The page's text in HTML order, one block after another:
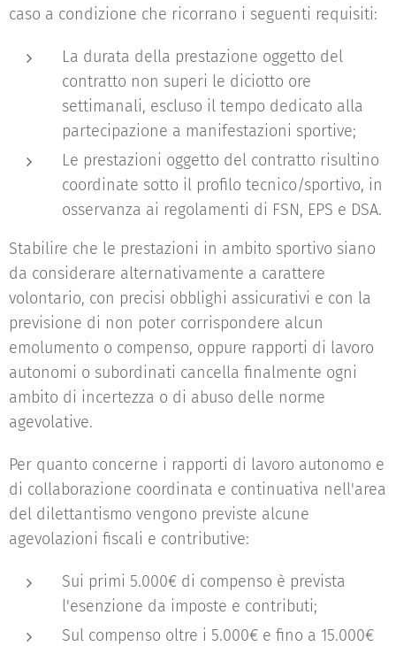
caso a condizione che ricorrano i seguenti requisiti:
La durata della prestazione oggetto del
contratto non superi le diciotto ore
settimanali, escluso il tempo dedicato alla
partecipazione a manifestazioni sportive;
Le prestazioni oggetto del contratto risultino
coordinate sotto il profilo tecnico/sportivo, in
osservanza ai regolamenti di FSN, EPS e DSA.
Stabilire che le prestazioni in ambito sportivo siano
da considerare alternativamente a carattere
volontario, con precisi obblighi assicurativi e con la
previsione di non poter corrispondere alcun
emolumento o compenso, oppure rapporti di lavoro
autonomi o subordinati cancella finalmente ogni
ambito di incertezza o di abuso delle norme
agevolative.
Per quanto concerne i rapporti di lavoro autonomo e
di collaborazione coordinata e continuativa nell'area
del dilettantismo vengono previste alcune
agevolazioni fiscali e contributive:
Sui primi 5.000€ di compenso è prevista
l'esenzione da imposte e contributi;
Sul compenso oltre i 5.000€ e fino a 15.000€